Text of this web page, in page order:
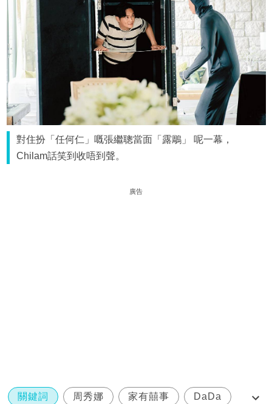
對住扮「任何仁」嘅張繼聰當面「露鵰」 呢一幕，
Chilam話笑到收唔到聲。
廣告
關鍵詞 周秀娜 家有囍事 DaDa